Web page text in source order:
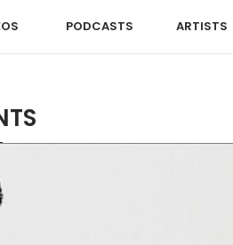
PODCASTS ARTISTS